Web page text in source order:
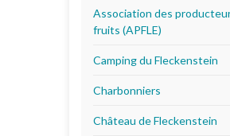
Association des
fruits (APFLE)
Camping du Fleckenstein
Charbonniers
Château de Fleckenstein